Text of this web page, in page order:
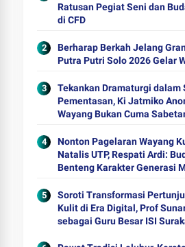
Ratusan Pegiat Seni dan
di CFD
Berharap Berkah Jelang
Putra Putri Solo 2026 Gelar
Tekankan Dramaturgi dalam
Pementasan, Ki Jatmiko
Wayang Bukan Cuma
Nonton Pagelaran Wayang
Natalis UTP, Respati Ardi:
Benteng Karakter Generasi
Soroti Transformasi
Kulit di Era Digital, Prof
sebagai Guru Besar ISI